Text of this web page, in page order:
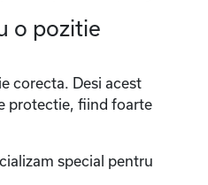
o pozitie
corecta. Desi acest
protectie, fiind foarte
special pentru